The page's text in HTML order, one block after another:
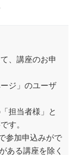
、講座のお申
ジ」のユーザ
担当者様」と
す。
参加申込みがで
ある講座を除く